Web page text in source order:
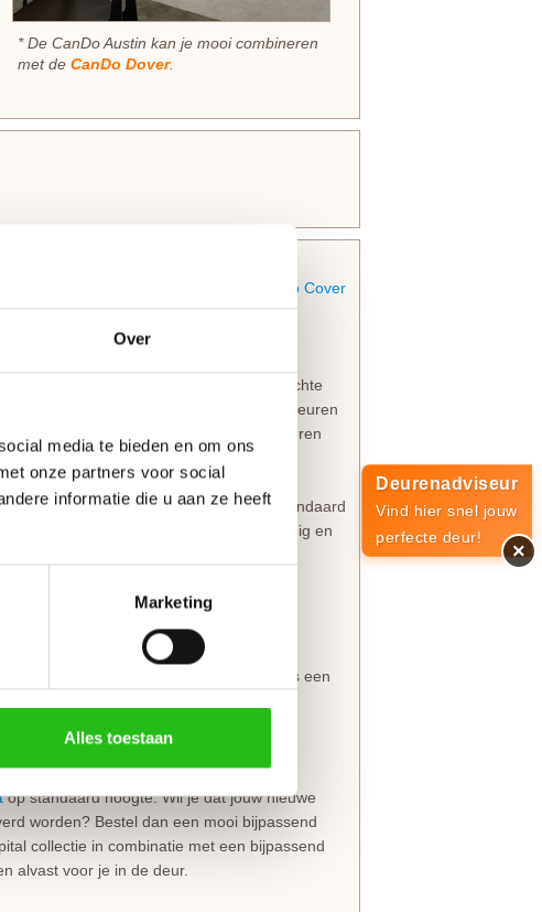
Over
media te bieden en om ons
onze partners voor social
informatie die u aan ze heeft
Marketing
Alles toestaan
* De CanDo Austin kan je mooi combineren
met de CanDo Dover.
CanDo Cover
is voorzien van rechte
uitstraling. Deze kwaliteits binnendeuren
. De deuren
en zijn voorzien van eenslotgatop standaard
om de
eenvoudig en
binnendeur.
deurkruk armgeschaafd. Armschaven is een
op standaard hoogte. Wil je dat jouw nieuwe
worden? Bestel dan een mooi bijpassend
collectie in combinatie met een bijpassend
alvast voor je in de deur.
Deurenadviseur
Vind hier snel jouw
perfecte deur!
×